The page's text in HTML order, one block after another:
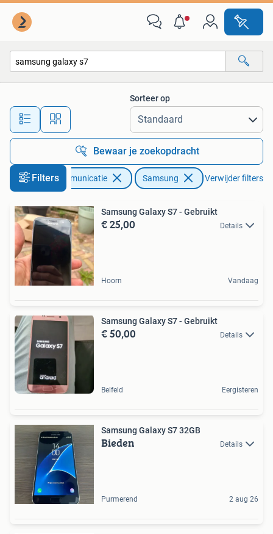
Alle afstanden…
Sorteer op
Bewaar je zoekopdracht
Filters
Telecommunicatie Samsung Verwijder filters
Samsung Galaxy S7 - Gebruikt
€ 25,00 Details
Hoorn Vandaag
Samsung Galaxy S7 - Gebruikt
€ 50,00 Details
Belfeld Eergisteren
Samsung Galaxy S7 32GB
Bieden Details
Purmerend 2 aug 26